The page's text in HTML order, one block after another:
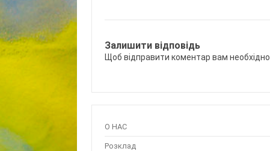
Залишити відповідь
Щоб відправити коментар вам необхідно
О НАС
Розклад